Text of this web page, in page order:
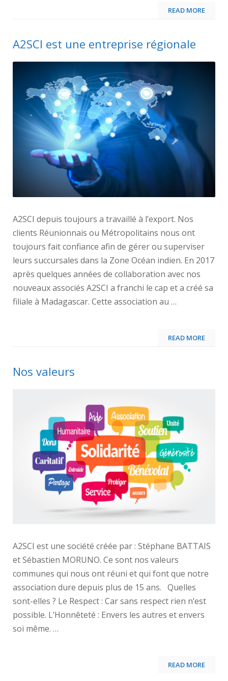
READ MORE
A2SCI est une entreprise régionale
A2SCI depuis toujours a travaillé à l’export. Nos
clients Réunionnais ou Métropolitains nous ont
toujours fait confiance afin de gérer ou superviser
leurs succursales dans la Zone Océan indien. En 2017
après quelques années de collaboration avec nos
nouveaux associés A2SCI a franchi le cap et a créé sa
filiale à Madagascar. Cette association au …
READ MORE
Nos valeurs
A2SCI est une société créée par : Stéphane BATTAIS
et Sébastien MORUNO. Ce sont nos valeurs
communes qui nous ont réuni et qui font que notre
association dure depuis plus de 15 ans. Quelles
sont-elles ? Le Respect : Car sans respect rien n’est
possible. L’Honnêteté : Envers les autres et envers
soi même. …
READ MORE